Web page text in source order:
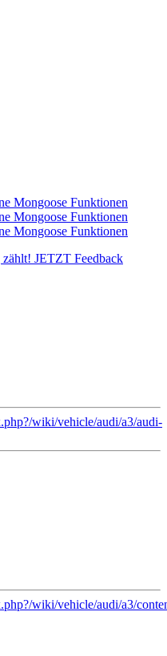
JETZT Feedback
wiki/vehicle/audi/a3/audi-
wiki/vehicle/audi/a3/